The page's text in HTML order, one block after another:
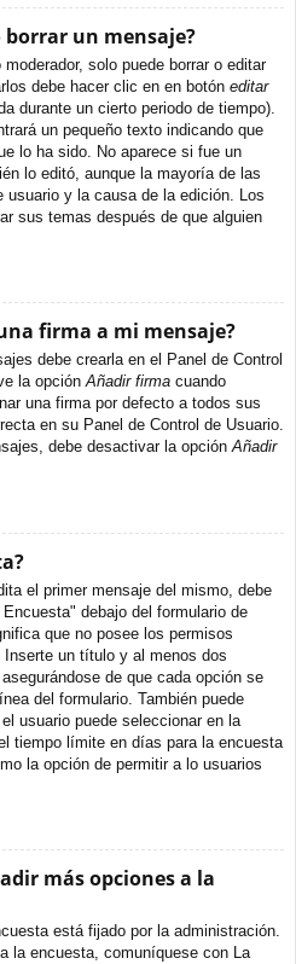
borrar un mensaje?
solo puede borrar o editar
debe hacer clic en en botón editar
durante un cierto periodo de tiempo).
un pequeño texto indicando que
lo ha sido. No aparece si fue un
lo editó, aunque la mayoría de las
usuario y la causa de la edición. Los
sus temas después de que alguien
firma a mi mensaje?
debe crearla en el Panel de Control
la opciónAñadir firma cuando
una firma por defecto a todos sus
en su Panel de Control de Usuario.
debe desactivar la opciónAñadir
el primer mensaje del mismo, debe
debajo del formulario de
que no posee los permisos
un título y al menos dos
de que cada opción se
del formulario. También puede
usuario puede seleccionar en la
tiempo límite en días para la encuesta
la opción de permitir a lo usuarios
más opciones a la
está fijado por la administración.
la encuesta, comuníquese con La